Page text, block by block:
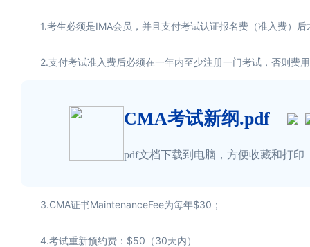
1.考生必须是IMA会员，并且支付考试认证报名费（准入费）后
2.支付考试准入费后必须在一年内至少注册一门考试，否则费
CMA考试新纲.pdf
pdf文档下载到电脑，方便收藏和打印
3.CMA证书MaintenanceFee为每年$30；
4.考试重新预约费：$50（30天内）